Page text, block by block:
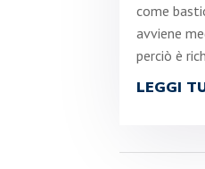
come
avviene
perciò è
LEGGI